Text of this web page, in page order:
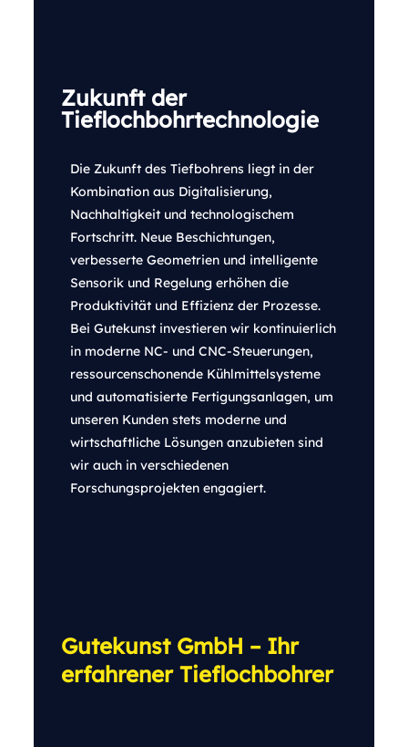
Zukunft der
Tieflochbohrtechnologie
Die Zukunft des Tiefbohrens liegt in der
Kombination aus Digitalisierung,
Nachhaltigkeit und technologischem
Fortschritt. Neue Beschichtungen,
verbesserte Geometrien und intelligente
Sensorik und Regelung erhöhen die
Produktivität und Effizienz der Prozesse.
Bei Gutekunst investieren wir kontinuierlich
in moderne NC- und CNC-Steuerungen,
ressourcenschonende Kühlmittelsysteme
und automatisierte Fertigungsanlagen, um
unseren Kunden stets moderne und
wirtschaftliche Lösungen anzubieten sind
wir auch in verschiedenen
Forschungsprojekten engagiert.
Gutekunst GmbH – Ihr
erfahrener Tieflochbohrer